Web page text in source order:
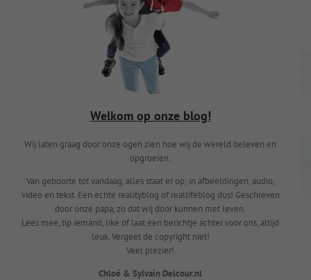
Welkom op onze blog!
Wij laten graag door onze ogen zien hoe wij de wereld beleven en
opgroeien.
Van geboorte tot vandaag, alles staat er op; in afbeeldingen, audio,
video en tekst. Een echte realityblog of reallifeblog dus! Geschreven
door onze papa, zo dat wij door kunnen met leven.
Lees mee, tip iemand, like of laat een berichtje achter voor ons, altijd
leuk. Vergeet de copyright niet!
Veel plezier!
Chloé & Sylvain Delcour.nl